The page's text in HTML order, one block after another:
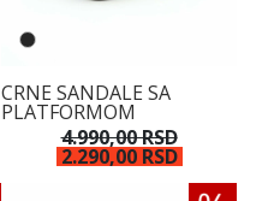
CRNE SANDALE SA
PLATFORMOM
4.990,00 RSD
2.290,00 RSD